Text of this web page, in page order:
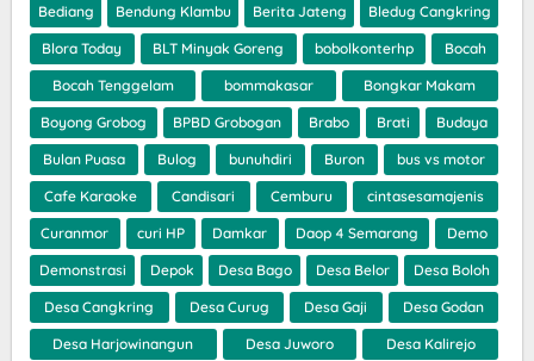
Bediang Bendung Klambu Berita Jateng Bledug Cangkring
Blora Today BLT Minyak Goreng bobolkonterhp Bocah
Bocah Tenggelam bommakasar Bongkar Makam
Boyong Grobog BPBD Grobogan Brabo Brati Budaya
Bulan Puasa Bulog bunuhdiri Buron bus vs motor
Cafe Karaoke Candisari Cemburu cintasesamajenis
Curanmor curi HP Damkar Daop 4 Semarang Demo
Demonstrasi Depok Desa Bago Desa Belor Desa Boloh
Desa Cangkring Desa Curug Desa Gaji Desa Godan
Desa Harjowinangun Desa Juworo Desa Kalirejo